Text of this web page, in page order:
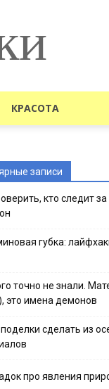
КРАСОТА
записи
кто следит
губка:
точно не знали.
это имена демонов
сделать из
про явления